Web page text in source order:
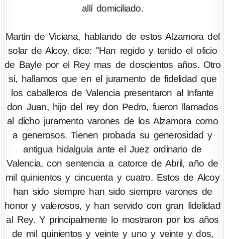
allí domiciliado.
Martín de Viciana, hablando de estos Alzamora del
solar de Alcoy, dice: "Han regido y tenido el oficio
de Bayle por el Rey mas de doscientos años. Otro
sí, hallamos que en el juramento de fidelidad que
los caballeros de Valencia presentaron al Infante
don Juan, hijo del rey don Pedro, fueron llamados
al dicho juramento varones de los Alzamora como
a generosos. Tienen probada su generosidad y
antigua hidalguía ante el Juez ordinario de
Valencia, con sentencia a catorce de Abril, año de
mil quinientos y cincuenta y cuatro. Estos de Alcoy
han sido siempre han sido siempre varones de
honor y valerosos, y han servido con gran fidelidad
al Rey. Y principalmente lo mostraron por los años
de mil quinientos y veinte y uno y veinte y dos,